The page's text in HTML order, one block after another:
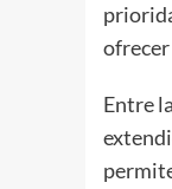
Entre